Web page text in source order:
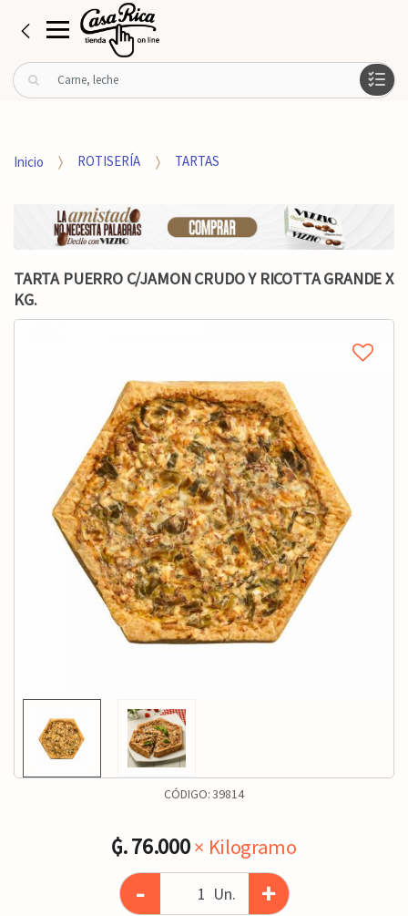
B
u
rInicio ROTISERÍA TARTAS
TARTA PUERRO C/JAMON CRUDO Y RICOTTA GRANDE X
KG.
CÓDIGO:39814
₲. 76.000× Kilogramo
- Un. +